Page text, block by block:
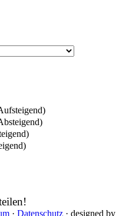
· Datenschutz · designed by